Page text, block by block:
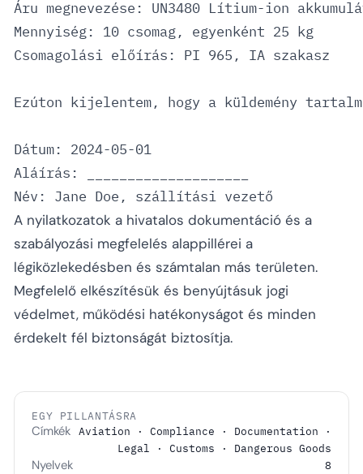
Áru megnevezése: UN3480 Lítium-ion
Mennyiség: 10 csomag, egyenként 25 kg
Csomagolási előírás: PI 965, IA szakasz
Ezúton kijelentem, hogy a küldemény
Dátum: 2024-05-01
Aláírás: ____________________
A nyilatkozatok a hivatalos dokumentáció és a
szabályozási megfelelés alappillérei a
légiközlekedésben és számtalan más területen.
Megfelelő elkészítésük és benyújtásuk jogi
védelmet, működési hatékonyságot és minden
érdekelt fél biztonságát biztosítja.
EGY PILLANTÁSRA
Címkék Aviation · Compliance · Documentation ·
Legal · Customs · Dangerous Goods
Nyelvek 8